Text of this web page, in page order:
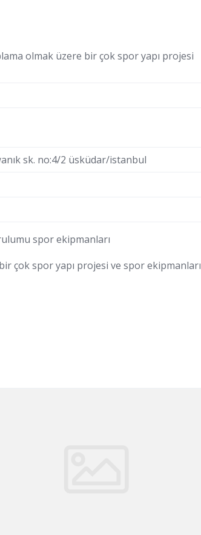
olmak üzere bir çok spor yapı projesi
sk. no:4/2 üsküdar/istanbul
spor ekipmanları
çok spor yapı projesi ve spor ekipmanları